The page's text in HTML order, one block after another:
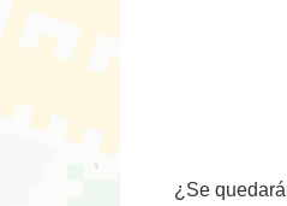
¿Se